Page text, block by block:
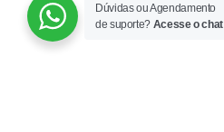
Dúvidas ou Agendamento
de suporte? Acesse o chat